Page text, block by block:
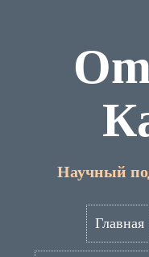
Научный
Главная